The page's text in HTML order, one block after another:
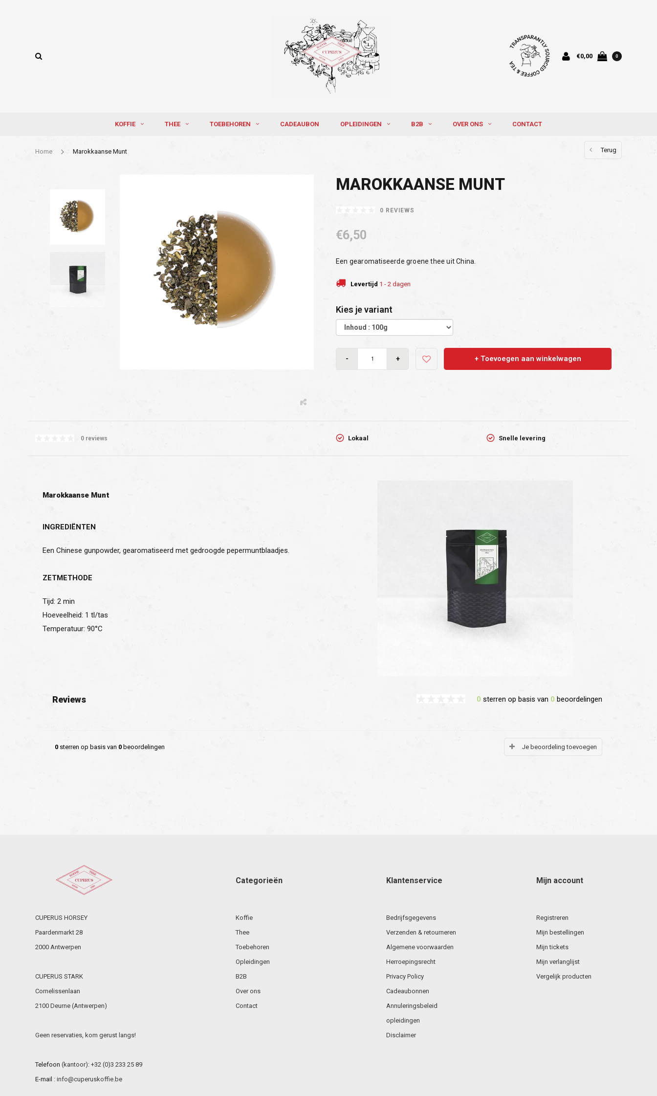
€0,00 0
KOFFIE THEE TOEBEHOREN CADEAUBON OPLEIDINGEN B2B OVER ONS CONTACT
Home Marokkaanse Munt Terug
MAROKKAANSE MUNT
0 REVIEWS
€6,50
Een gearomatiseerde groene thee uit China.
Levertijd 1 - 2 dagen
Kies je variant
- + + Toevoegen aan winkelwagen
0 reviews Lokaal Snelle levering
Marokkaanse Munt
INGREDIËNTEN
Een Chinese gunpowder, gearomatiseerd met gedroogde pepermuntblaadjes.
ZETMETHODE
Tijd: 2 min
Hoeveelheid: 1 tl/tas
Temperatuur: 90°C
Reviews 0 sterren op basis van 0 beoordelingen
0 sterren op basis van 0 beoordelingen Je beoordeling toevoegen
CUPERUS HORSEY
Paardenmarkt 28
2000 Antwerpen
CUPERUS STARK
Cornelissenlaan
2100 Deurne (Antwerpen)
Geen reservaties, kom gerust langs!
Telefoon (kantoor): +32 (0)3 233 25 89
E-mail : info@cuperuskoffie.be
Categorieën
Koffie
Thee
Toebehoren
Opleidingen
B2B
Over ons
Contact
Klantenservice
Bedrijfsgegevens
Verzenden & retourneren
Algemene voorwaarden
Herroepingsrecht
Privacy Policy
Cadeaubonnen
Annuleringsbeleid
opleidingen
Disclaimer
Mijn account
Registreren
Mijn bestellingen
Mijn tickets
Mijn verlanglijst
Vergelijk producten